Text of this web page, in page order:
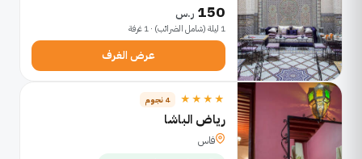
150 ر.س
1 ليلة (شامل الضرائب) · 1 غرفة
عرض الغرف
★★★★ 4 نجوم
رياض الباشا
فاس